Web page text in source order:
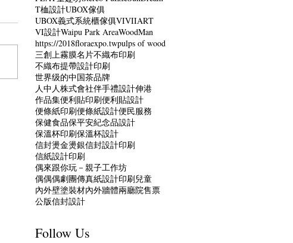
T桖設計UBOX傢俱
UBOX義式系統櫃傢俱VIVIIART
VI設計Waipu Park AreaWoodMan
https://2018floraexpo.twpulps of wood
三創 上霧膜名片不織布印刷
不織布提帶設計印刷
世界级的中国茶品牌
人中人株式會社伴手禮設計伸港
作品集便利貼印刷便利貼設計
便條紙印刷便條紙設計便民服務
保健食品保平安紀念品設計
保溫杯印刷保溫杯設計
信封燙金燙銀信封設計印刷
信紙設計印刷
偶來跟你玩－親子工作坊
偶偶偶劇團傳真紙設計印刷兒童
內外壁塗裝材內外牆體兩廳院售票
公版信封設計
Follow Us